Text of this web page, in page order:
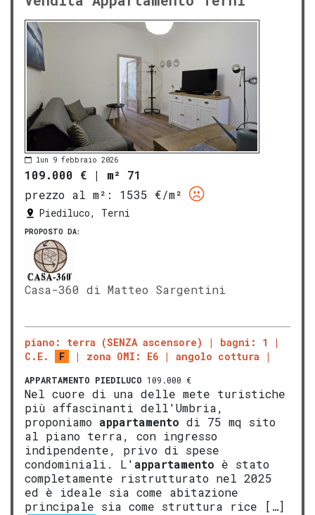
lun 9 febbraio 2026
109.000 € | m² 71
prezzo al m²:
1535 €/m²
Piediluco, Terni
PROPOSTO DA:
Casa-360 di Matteo Sargentini
piano: terra (SENZA ascensore)
bagni: 1
C.E.
F zona OMI: E6 angolo cottura
APPARTAMENTO PIEDILUCO 109.000 €
Nel cuore di una delle mete turistiche
più affascinanti dell'Umbria,
proponiamo appartamento di 75 mq sito
al piano terra, con ingresso
indipendente, privo di spese
condominiali. L' appartamento è stato
completamente ristrutturato nel 2025
ed è ideale sia come abitazione
principale sia come struttura rice […]